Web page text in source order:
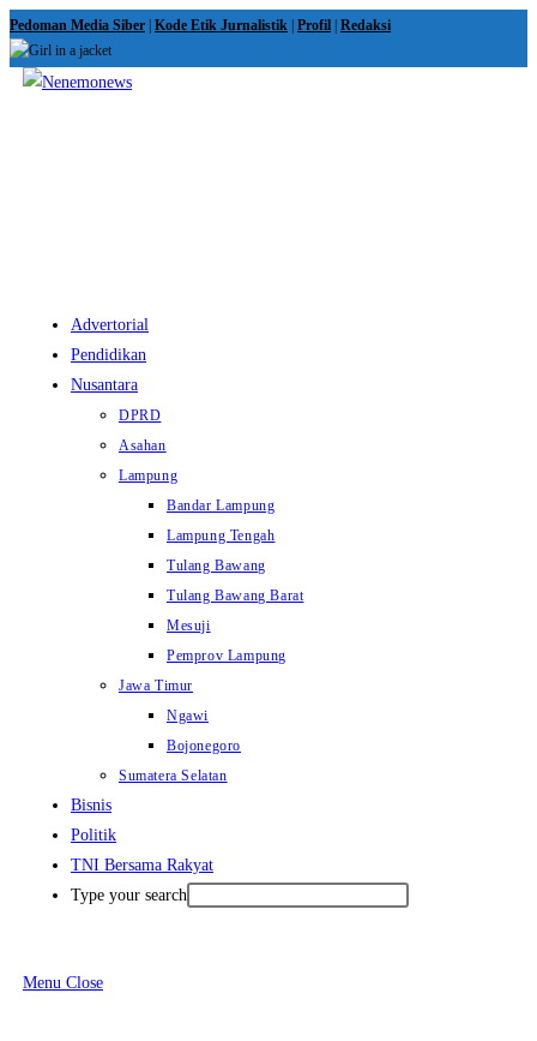
Skip
to
content
Pedoman Media Siber Kode Etik Jurnalistik Profil Redaksi
Advertorial
Pendidikan
Nusantara
DPRD
Asahan
Lampung
Bandar Lampung
Lampung Tengah
Tulang Bawang
Tulang Bawang Barat
Mesuji
Pemprov Lampung
Jawa Timur
Ngawi
Bojonegoro
Sumatera Selatan
Bisnis
Politik
TNI Bersama Rakyat
Type your search
Menu Close